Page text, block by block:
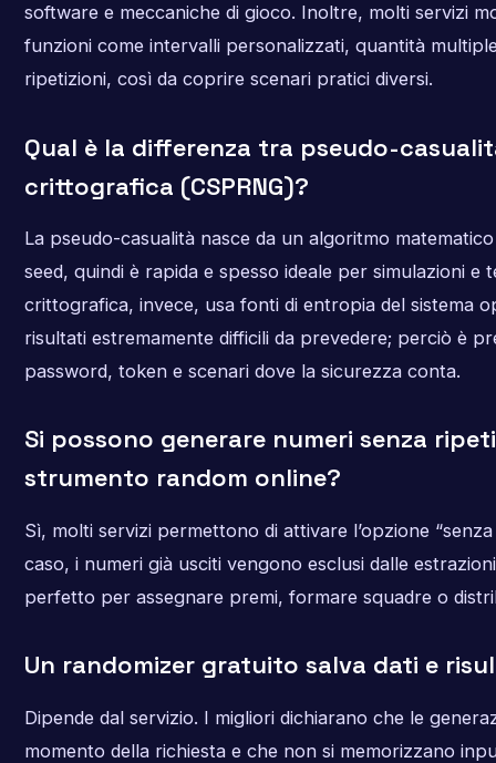
software e meccaniche di gioco. Inoltre, molti servizi
funzioni come intervalli personalizzati, quantità
ripetizioni, così da coprire scenari pratici diversi.
Qual è la differenza tra pseudo-
crittografica (CSPRNG)?
La pseudo-casualità nasce da un algoritmo
seed, quindi è rapida e spesso ideale per simulazioni e
crittografica, invece, usa fonti di entropia del sistema
risultati estremamente difficili da prevedere; perciò è
password, token e scenari dove la sicurezza conta.
Si possono generare numeri senza
strumento random online?
Sì, molti servizi permettono di attivare l’opzione
caso, i numeri già usciti vengono esclusi dalle
perfetto per assegnare premi, formare squadre o
Un randomizer gratuito salva dati e
Dipende dal servizio. I migliori dichiarano che le
momento della richiesta e che non si memorizzano